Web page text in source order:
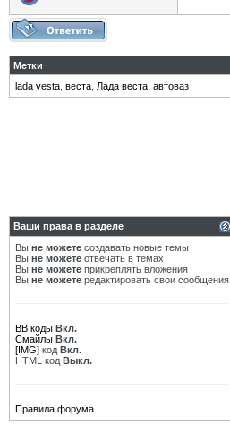
Метки
lada vesta веста Лада веста автоваз
Ваши права в разделе
Вы не можете создавать новые темы
Вы не можете отвечать в темах
Вы не можете прикреплять вложения
Вы не можете редактировать свои сообщения
BB коды Вкл.
Смайлы Вкл.
[IMG] код Вкл.
HTML код Выкл.
Правила форума